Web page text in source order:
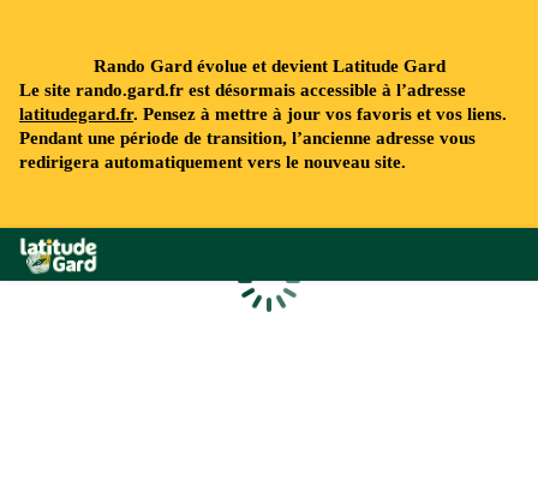
Rando Gard évolue et devient Latitude Gard
Le site rando.gard.fr est désormais accessible à l’adresse
latitudegard.fr. Pensez à mettre à jour vos favoris et vos liens.
Pendant une période de transition, l’ancienne adresse vous
redirigera automatiquement vers le nouveau site.
Rando Gard
Chargement